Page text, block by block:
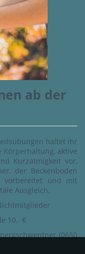
ab der
haltet ihr
Körperhaltung, aktive
Kurzatmigkeit vor,
der Beckenboden
vorbereitet und mit
Ausgleich.
10,- €
(0650